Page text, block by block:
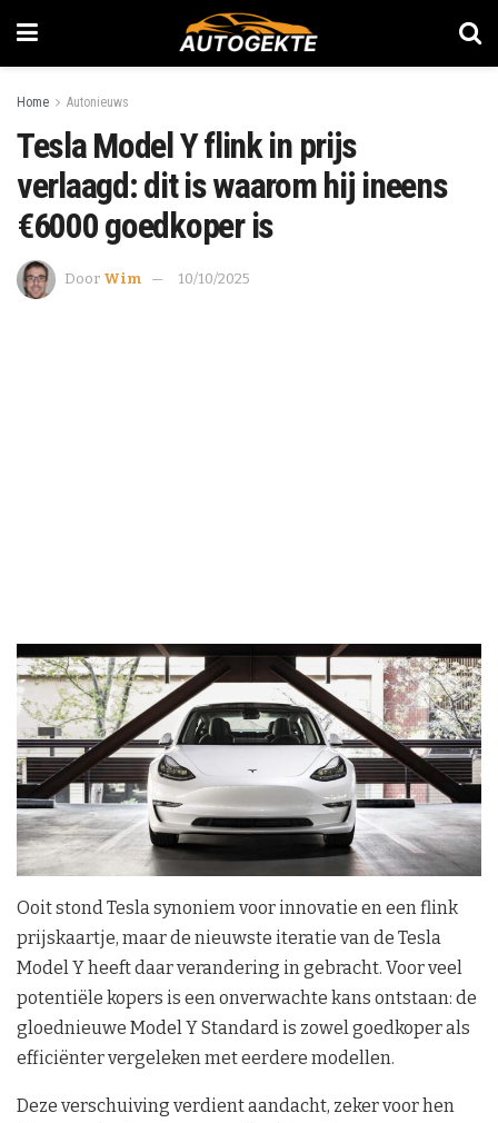
Home Autonieuws
Tesla Model Y flink in prijs
verlaagd: dit is waarom hij ineens
€6000 goedkoper is
Door Wim 10/10/2025
Ooit stond Tesla synoniem voor innovatie en een flink
prijskaartje, maar de nieuwste iteratie van de Tesla
Model Y heeft daar verandering in gebracht. Voor veel
potentiële kopers is een onverwachte kans ontstaan: de
gloednieuwe Model Y Standard is zowel goedkoper als
efficiënter vergeleken met eerdere modellen.
Deze verschuiving verdient aandacht, zeker voor hen